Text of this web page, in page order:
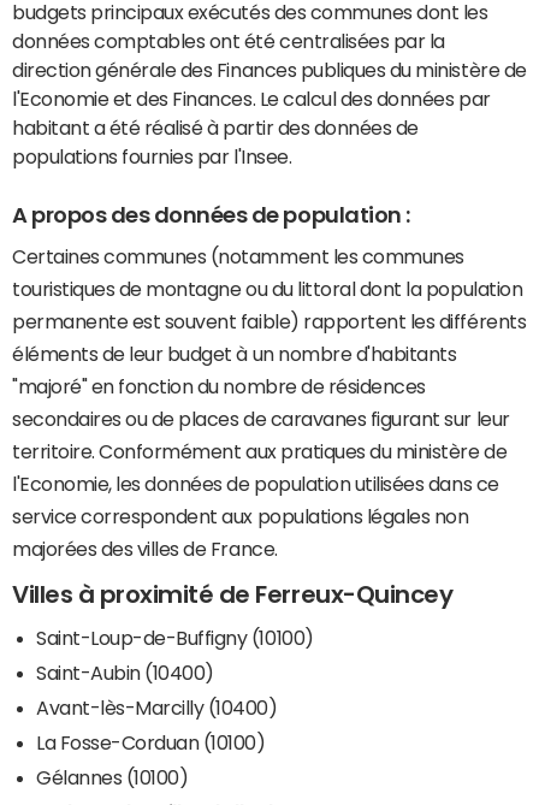
budgets principaux exécutés des communes dont les
données comptables ont été centralisées par la
direction générale des Finances publiques du ministère de
l'Economie et des Finances. Le calcul des données par
habitant a été réalisé à partir des données de
populations fournies par l'Insee.
A propos des données de population :
Certaines communes (notamment les communes
touristiques de montagne ou du littoral dont la population
permanente est souvent faible) rapportent les différents
éléments de leur budget à un nombre d'habitants
"majoré" en fonction du nombre de résidences
secondaires ou de places de caravanes figurant sur leur
territoire. Conformément aux pratiques du ministère de
l'Economie, les données de population utilisées dans ce
service correspondent aux populations légales non
majorées des villes de France.
Villes à proximité de Ferreux-Quincey
Saint-Loup-de-Buffigny (10100)
Saint-Aubin (10400)
Avant-lès-Marcilly (10400)
La Fosse-Corduan (10100)
Gélannes (10100)